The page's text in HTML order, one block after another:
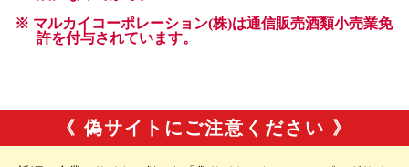
《 偽サイトにご注意ください 》